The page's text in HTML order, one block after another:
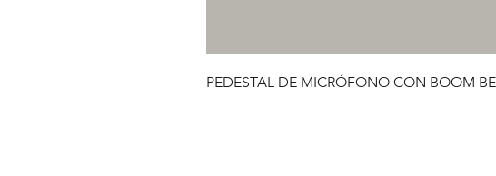
PEDESTAL DE MICRÓFONO CON BOOM